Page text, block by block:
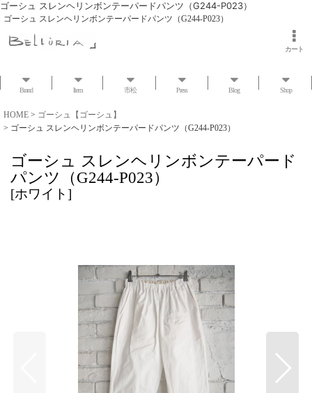
ゴーシュ スレンヘリンボンテーパードパンツ（G244-P023）
ゴーシュ スレンヘリンボンテーパードパンツ（G244-P023）
カート
Brand Item 市松 Press Blog Shop
HOME > ゴーシュ【ゴーシュ】
> ゴーシュ スレンヘリンボンテーパードパンツ（G244-P023）
ゴーシュ スレンヘリンボンテーパード
パンツ（G244-P023）
[ホワイト]